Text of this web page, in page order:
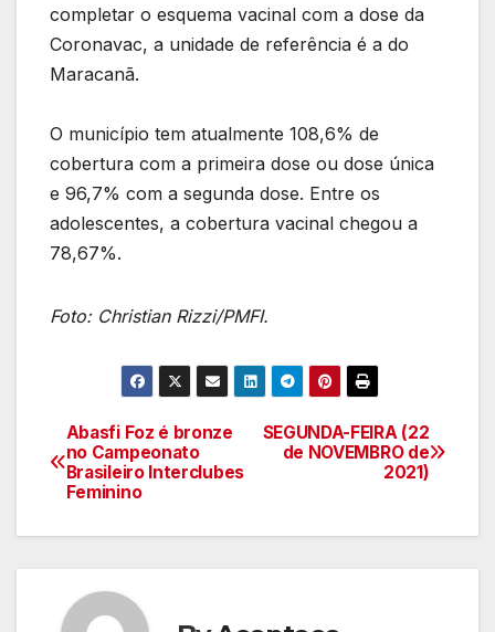
completar o esquema vacinal com a dose da
Coronavac, a unidade de referência é a do
Maracanã.
O município tem atualmente 108,6% de
cobertura com a primeira dose ou dose única
e 96,7% com a segunda dose. Entre os
adolescentes, a cobertura vacinal chegou a
78,67%.
Foto: Christian Rizzi/PMFI.
Navegação
de
artigos
SEGUNDA-FEIRA (22
de NOVEMBRO de
2021)
Abasfi Foz é bronze
no Campeonato
Brasileiro Interclubes
Feminino